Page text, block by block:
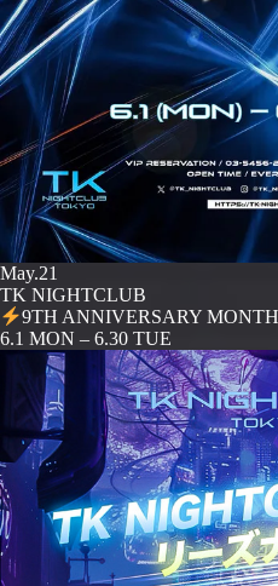
May.21
TK NIGHTCLUB
9TH ANNIVERSARY MONTH
️6.1 MON – 6.30 TUE